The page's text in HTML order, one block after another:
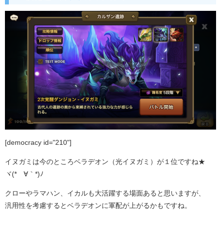
[democracy id="210"]
イヌガミは今のところベラデオン（光イヌガミ）が１位ですね★
ヾ(*´∀｀*)ﾉ
クローやラマハン、イカルも大活躍する場面あると思いますが、
汎用性を考慮するとベラデオンに軍配が上がるかもですね。